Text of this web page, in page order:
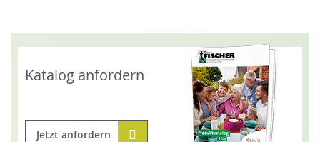
Katalog anfordern
Jetzt anfordern